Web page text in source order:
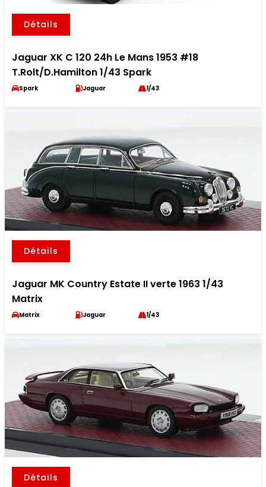
Détails
Jaguar XK C 120 24h Le Mans 1953 #18
T.Rolt/D.Hamilton 1/43 Spark
Spark Jaguar 1/43
Détails
Jaguar MK Country Estate II verte 1963 1/43
Matrix
Matrix Jaguar 1/43
Détails